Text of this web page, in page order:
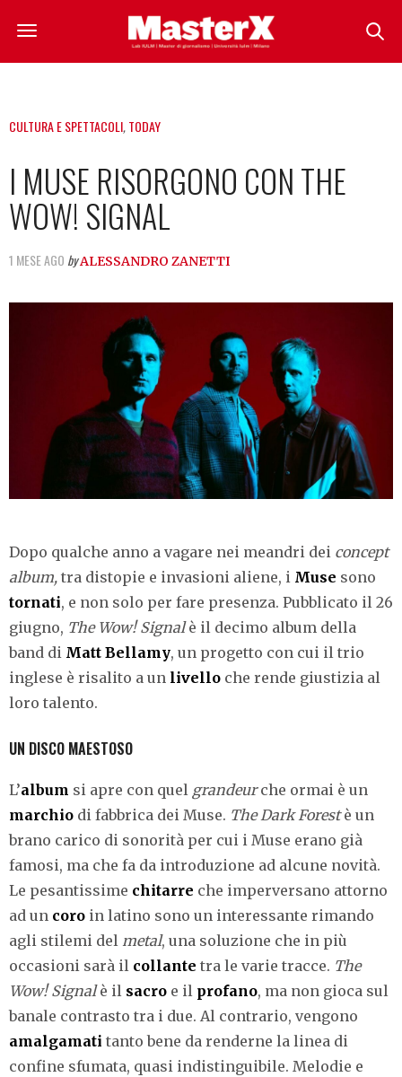
CULTURA E SPETTACOLI,TODAY
I MUSE RISORGONO CON THE
WOW! SIGNAL
1 MESE AGO byALESSANDRO ZANETTI
Dopo qualche anno a vagare nei meandri dei concept
album, tra distopie e invasioni aliene, i Muse sono
tornati, e non solo per fare presenza. Pubblicato il 26
giugno, The Wow! Signalè il decimo album della
band di Matt Bellamy, un progetto con cui il trio
inglese è risalito a un livello che rende giustizia al
loro talento.
UN DISCO MAESTOSO
L’album si apre con quel grandeurche ormai è un
marchio di fabbrica dei Muse. The Dark Forestè un
brano carico di sonorità per cui i Muse erano già
famosi, ma che fa da introduzione ad alcune novità.
Le pesantissime chitarre che imperversano attorno
ad un coro in latino sono un interessante rimando
agli stilemi del metal, una soluzione che in più
occasioni sarà il collante tra le varie tracce. The
Wow! Signalè il sacro e il profano, ma non gioca sul
banale contrasto tra i due. Al contrario, vengono
amalgamati tanto bene da renderne la linea di
confine sfumata, quasi indistinguibile. Melodie e